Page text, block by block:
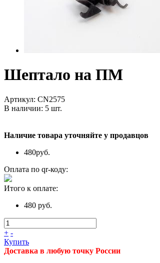
Шептало на ПМ
Артикул: CN2575
В наличии: 5 шт.
Наличие товара уточняйте у продавцов
480руб.
Оплата по qr-коду:
Итого к оплате:
480 руб.
+ -
Купить
Доставка в любую точку России